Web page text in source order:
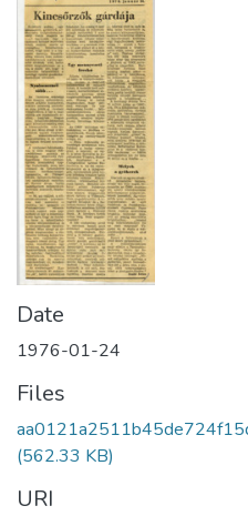
Date
1976-01-24
Files
(562.33 KB)
URI